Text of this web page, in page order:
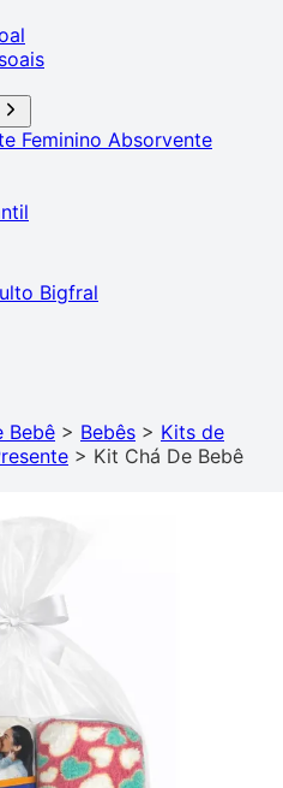
Feminino Absorvente
Bigfral
Bebê > Bebês > Kits de
> Kit Chá De Bebê